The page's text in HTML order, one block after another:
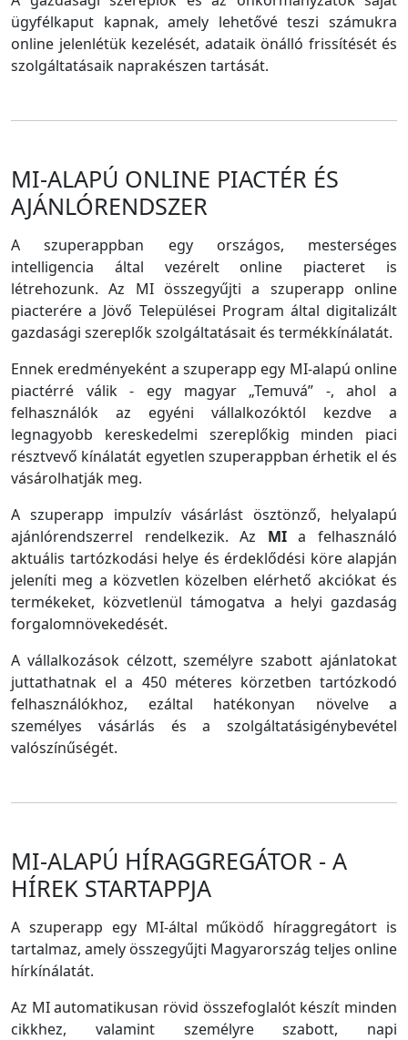
ügyfélkaput kapnak, amely lehetővé teszi számukra
online jelenlétük kezelését, adataik önálló frissítését és
szolgáltatásaik naprakészen tartását.
MI-ALAPÚ ONLINE PIACTÉR ÉS
AJÁNLÓRENDSZER
A szuperappban egy országos, mesterséges
intelligencia által vezérelt online piacteret is
létrehozunk. Az MI összegyűjti a szuperapp online
piacterére a Jövő Települései Program által digitalizált
gazdasági szereplők szolgáltatásait és termékkínálatát.
Ennek eredményeként a szuperapp egy MI-alapú online
piactérré válik - egy magyar „Temuvá” -, ahol a
felhasználók az egyéni vállalkozóktól kezdve a
legnagyobb kereskedelmi szereplőkig minden piaci
résztvevő kínálatát egyetlen szuperappban érhetik el és
vásárolhatják meg.
A szuperapp impulzív vásárlást ösztönző, helyalapú
ajánlórendszerrel rendelkezik. Az MIa felhasználó
aktuális tartózkodási helye és érdeklődési köre alapján
jeleníti meg a közvetlen közelben elérhető akciókat és
termékeket, közvetlenül támogatva a helyi gazdaság
forgalomnövekedését.
A vállalkozások célzott, személyre szabott ajánlatokat
juttathatnak el a 450 méteres körzetben tartózkodó
felhasználókhoz, ezáltal hatékonyan növelve a
személyes vásárlás és a szolgáltatásigénybevétel
valószínűségét.
MI-ALAPÚ HÍRAGGREGÁTOR - A
HÍREK STARTAPPJA
A szuperapp egy MI-által működő híraggregátort is
tartalmaz, amely összegyűjti Magyarország teljes online
hírkínálatát.
Az MI automatikusan rövid összefoglalót készít minden
cikkhez, valamint személyre szabott, napi